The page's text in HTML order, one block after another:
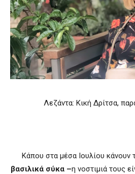
Λεζάντα: Κική Δρίτσα,
Κάπου στα μέσα Ιουλίου κάνουν
βασιλικά σύκα –η νοστιμιά τους